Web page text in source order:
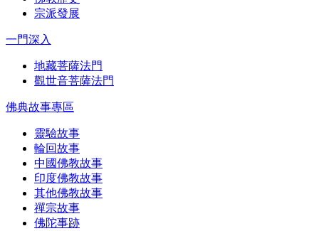
宗派發展
一門深入
地藏菩薩法門
觀世音菩薩法門
佛典故事專區
靈驗故事
輪回故事
中國佛教故事
印度佛教故事
其他佛教故事
禪宗故事
佛陀事跡